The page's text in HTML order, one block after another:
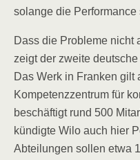
solange die Performance
Dass die Probleme nicht
zeigt der zweite
Das Werk in Franken gilt
Kompetenzzentrum für
beschäftigt rund 500
kündigte Wilo auch hier
Abteilungen sollen etwa